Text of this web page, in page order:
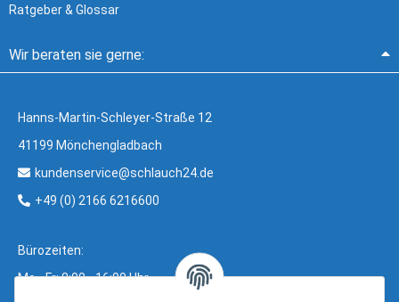
Ratgeber & Glossar
Wir beraten sie gerne:
Hanns-Martin-Schleyer-Straße 12
41199 Mönchengladbach
kundenservice@schlauch24.de
+49 (0) 2166 6216600
Bürozeiten:
Mo - Fr: 8:00 - 16:00 Uhr